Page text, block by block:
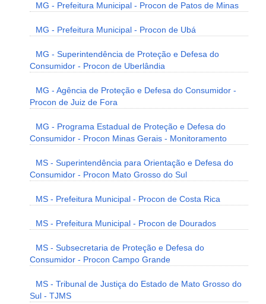
MG - Prefeitura Municipal - Procon de Patos de Minas
MG - Prefeitura Municipal - Procon de Ubá
MG - Superintendência de Proteção e Defesa do
Consumidor - Procon de Uberlândia
MG - Agência de Proteção e Defesa do Consumidor -
Procon de Juiz de Fora
MG - Programa Estadual de Proteção e Defesa do
Consumidor - Procon Minas Gerais - Monitoramento
MS - Superintendência para Orientação e Defesa do
Consumidor - Procon Mato Grosso do Sul
MS - Prefeitura Municipal - Procon de Costa Rica
MS - Prefeitura Municipal - Procon de Dourados
MS - Subsecretaria de Proteção e Defesa do
Consumidor - Procon Campo Grande
MS - Tribunal de Justiça do Estado de Mato Grosso do
Sul - TJMS